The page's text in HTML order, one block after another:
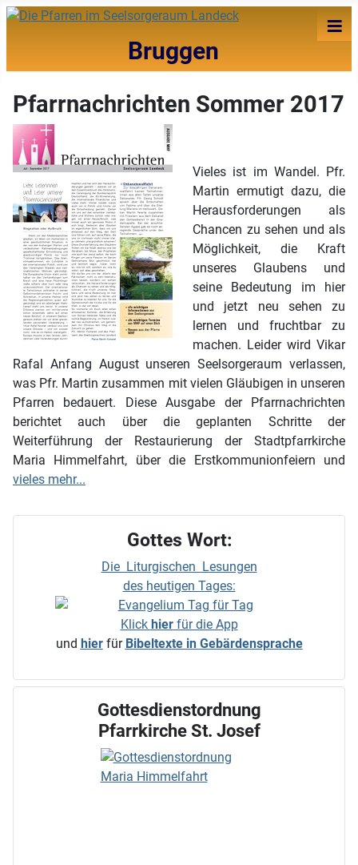
Bruggen
≡
Pfarrnachrichten Sommer 2017
Vieles ist im Wandel. Pfr.
Martin ermutigt dazu, die
Herausforderungen als
Chancen zu sehen und als
Möglichkeit, die Kraft
unseres Glaubens und
seine Bedeutung im hier
und jetzt neu sehen zu
lernen und fruchtbar zu
machen. Leider wird Vikar
Rafal Anfang August unseren Seelsorgeraum verlassen,
was Pfr. Martin zusammen mit vielen Gläubigen in unseren
Pfarren bedauert. Diese Ausgabe der Pfarrnachrichten
berichtet auch über die geplanten Schritte der
Weiterführung der Restaurierung der Stadtpfarrkirche
Maria Himmelfahrt, über die Erstkommunionfeiern und
vieles mehr...
Gottes Wort:
Die Liturgischen Lesungen
des heutigen Tages:
Klick hierfür die App
und hier für Bibeltexte in Gebärdensprache
Gottesdienstordnung
Pfarrkirche St. Josef